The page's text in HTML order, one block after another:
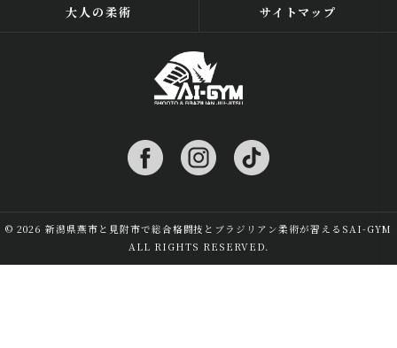
大人の柔術 サイトマップ
© 2026 新潟県燕市と見附市で総合格闘技とブラジリアン柔術が習えるSAI-GYM
ALL RIGHTS RESERVED.